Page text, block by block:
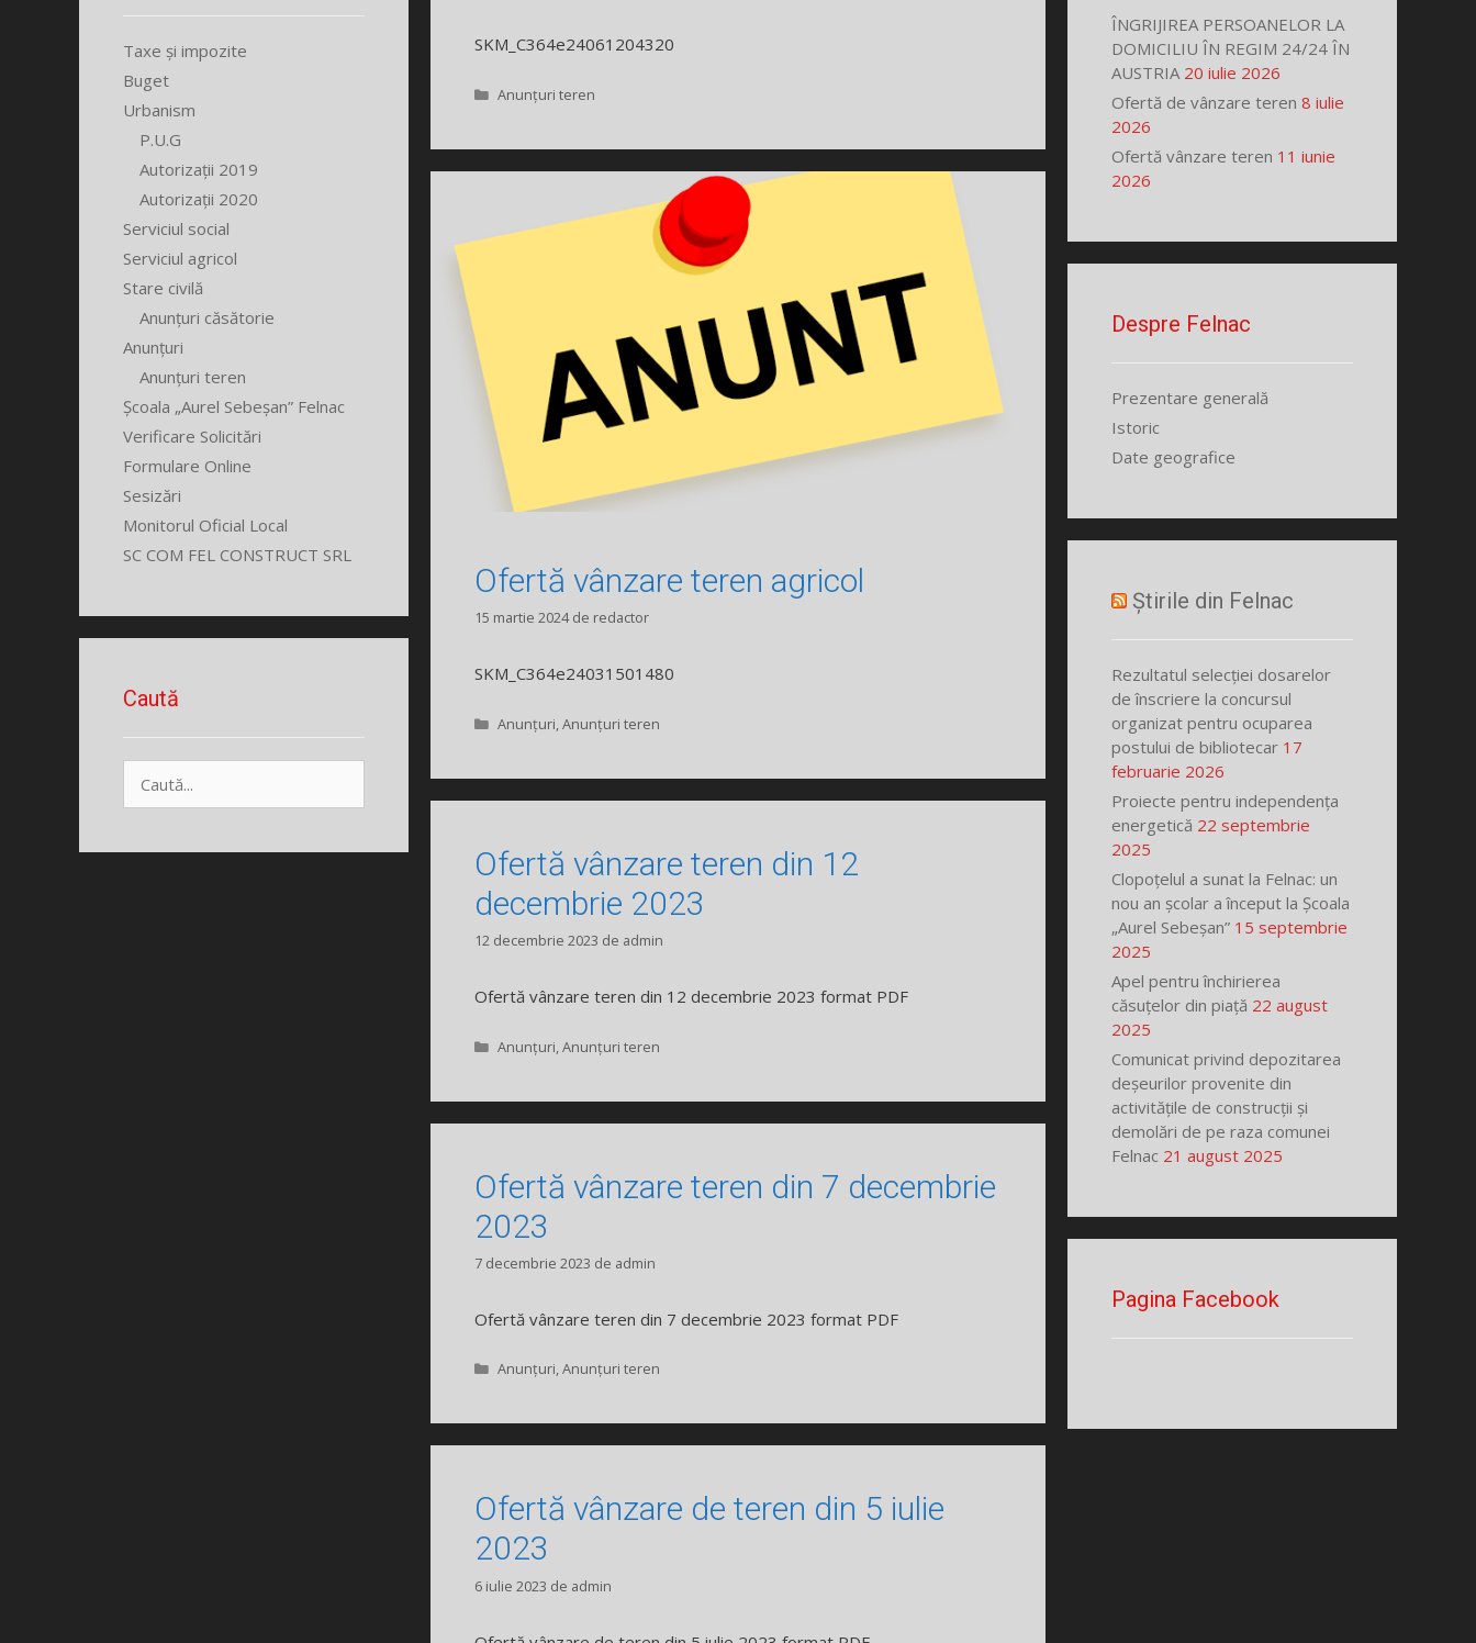
SKM_C364e24061204320
Categorii
Anunțuri teren
Ofertă vânzare teren agricol
15 martie 2024 de redactor
SKM_C364e24031501480
Categorii
Anunțuri,Anunțuri teren
Ofertă vânzare teren din 12
decembrie 2023
12 decembrie 2023 de admin
Ofertă vânzare teren din 12 decembrie 2023 format PDF
Categorii
Anunțuri Anunțuri teren
Ofertă vânzare teren din 7 decembrie
2023
7 decembrie 2023 de admin
Ofertă vânzare teren din 7 decembrie 2023 format PDF
Categorii
Anunțuri,Anunțuri teren
Ofertă vânzare de teren din 5 iulie
2023
6 iulie 2023 de admin
Taxe și impozite
Buget
Urbanism
P.U.G
Autorizații 2019
Autorizații 2020
Serviciul social
Serviciul agricol
Stare civilă
Anunțuri căsătorie
Anunțuri
Anunțuri teren
Școala „Aurel Sebeșan” Felnac
Verificare Solicitări
Formulare Online
Sesizări
Monitorul Oficial Local
SC COM FEL CONSTRUCT SRL
Caută
după:
ÎNGRIJIREA PERSOANELOR LA
DOMICILIU ÎN REGIM 24/24 ÎN
AUSTRIA 20 iulie 2026
Ofertă de vânzare teren 8 iulie
2026
Ofertă vânzare teren 11 iunie
2026
Despre Felnac
Prezentare generală
Istoric
Date geografice
Știrile din Felnac
Rezultatul selecției dosarelor
de înscriere la concursul
organizat pentru ocuparea
postului de bibliotecar 17
februarie 2026
Proiecte pentru independența
energetică 22 septembrie
2025
Clopoțelul a sunat la Felnac: un
nou an școlar a început la Școala
„Aurel Sebeșan” 15 septembrie
2025
Apel pentru închirierea
căsuțelor din piață 22 august
2025
Comunicat privind depozitarea
deșeurilor provenite din
activitățile de construcții și
demolări de pe raza comunei
Felnac 21 august 2025
Pagina Facebook